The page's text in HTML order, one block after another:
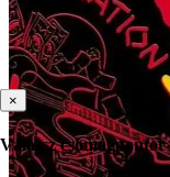
×
Válassz csomagpontot